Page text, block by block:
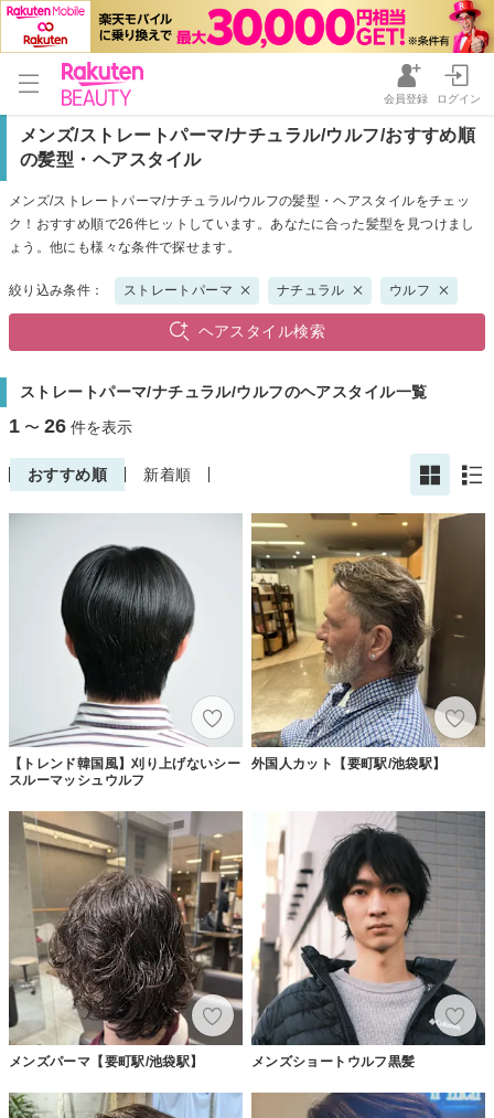
会員登録 ログイン
メンズ/ストレートパーマ/ナチュラル/ウルフ/おすすめ順
の髪型・ヘアスタイル
メンズ/ストレートパーマ/ナチュラル/ウルフの髪型・ヘアスタイルをチェッ
ク！おすすめ順で26件ヒットしています。あなたに合った髪型を見つけまし
ょう。他にも様々な条件で探せます。
絞り込み条件： ストレートパーマ ナチュラル ウルフ
ヘアスタイル検索
ストレートパーマ/ナチュラル/ウルフのヘアスタイル一覧
1 〜 26 件を表示
おすすめ順 新着順
【トレンド韓国風】刈り上げないシー
スルーマッシュウルフ
外国人カット【要町駅/池袋駅】
メンズパーマ【要町駅/池袋駅】 メンズショートウルフ黒髪